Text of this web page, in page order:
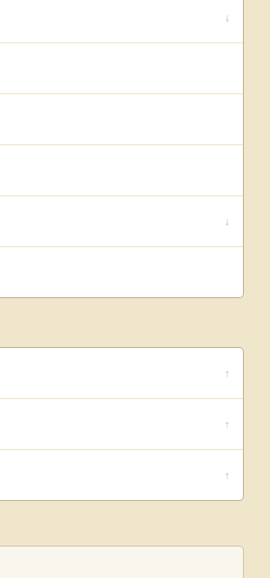
↓
↓
↑
↑
↑